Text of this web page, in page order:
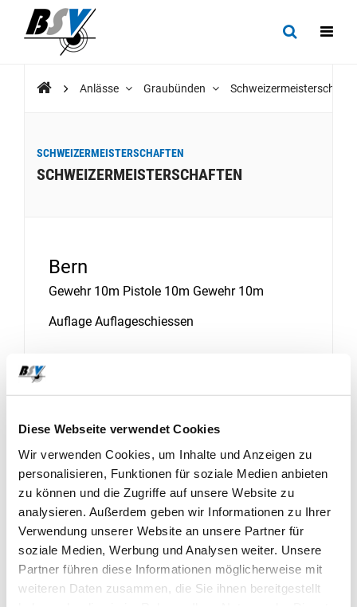
Diese Webseite verwendet Cookies
Wir verwenden Cookies, um Inhalte und Anzeigen zu
personalisieren, Funktionen für soziale Medien anbieten
zu können und die Zugriffe auf unsere Website zu
analysieren. Außerdem geben wir Informationen zu Ihrer
Verwendung unserer Website an unsere Partner für
soziale Medien, Werbung und Analysen weiter. Unsere
Partner führen diese Informationen möglicherweise mit
weiteren Daten zusammen, die Sie ihnen bereitgestellt
Anlässe Graubünden
SCHWEIZERMEISTERSCHAFTEN
SCHWEIZERMEISTERSCHAFTEN
Bern
Gewehr 10m Pistole 10m Gewehr 10m
Auflage Auflageschiessen
20. Februar - 20. Februar
2026